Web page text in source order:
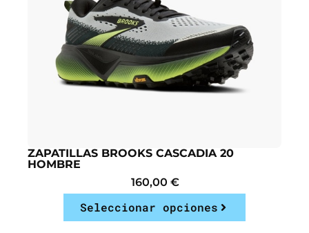
ZAPATILLAS BROOKS CASCADIA 20
HOMBRE
160,00 €
Seleccionar opciones